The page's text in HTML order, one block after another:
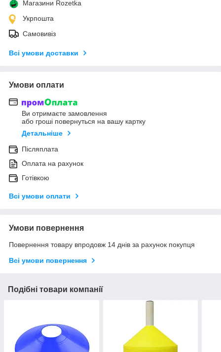
Магазини Rozetka
Укрпошта
Самовивіз
Всі умови доставки
Умови оплати
Ви отримаєте замовлення
або гроші повернуться на вашу картку
Детальніше
Післяплата
Оплата на рахунок
Готівкою
Всі умови оплати
Умови повернення
Повернення товару впродовж 14 днів за рахунок покупця
Всі умови повернення
Подібні товари компанії